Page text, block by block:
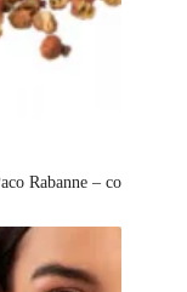
Rabanne – co